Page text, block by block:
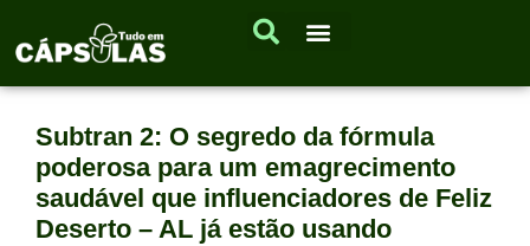
Subtran 2: O segredo da fórmula
poderosa para um emagrecimento
saudável que influenciadores de Feliz
Deserto – AL já estão usando